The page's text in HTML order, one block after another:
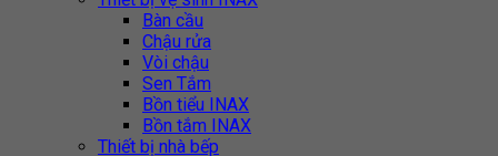
Bàn cầu
Chậu rửa
Vòi chậu
Sen Tắm
Bồn tiểu INAX
Bồn tắm INAX
Thiết bị nhà bếp